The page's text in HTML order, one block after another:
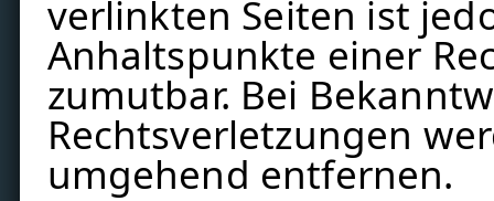
verlinkten Seiten ist
Anhaltspunkte einer
zumutbar. Bei
Rechtsverletzungen
umgehend entfernen.